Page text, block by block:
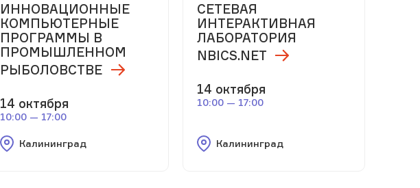
ИННОВАЦИОННЫЕ
КОМПЬЮТЕРНЫЕ
ПРОГРАММЫ В
ПРОМЫШЛЕННОМ
РЫБОЛОВСТВЕ
14 октября
10:00 — 17:00
Калининград
СЕТЕВАЯ
ИНТЕРАКТИВНАЯ
ЛАБОРАТОРИЯ
NBICS.NET
14 октября
10:00 — 17:00
Калининград